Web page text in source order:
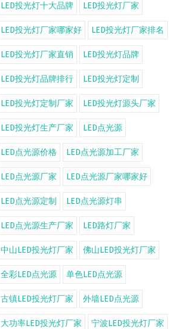
LED投光灯十大品牌 LED投光灯厂家
LED投光灯厂家哪家好 LED投光灯厂家排名
LED投光灯厂家直销 LED投光灯品牌
LED投光灯品牌排行 LED投光灯定制
LED投光灯定制厂家 LED投光灯源头厂家
LED投光灯生产厂家 LED点光源
LED点光源价格 LED点光源加工厂家
LED点光源厂家 LED点光源厂家哪家好
LED点光源定制 LED点光源灯串
LED点光源生产厂家 LED路灯厂家
中山LED投光灯厂家 佛山LED投光灯厂家
全彩LED点光源 单色LED点光源
古镇LED投光灯厂家 外墙LED点光源
大功率LED投光灯厂家 宁波LED投光灯厂家